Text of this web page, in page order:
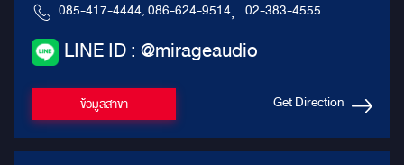
085-417-4444, 086-624-9514, 02-383-4555
LINE ID : @mirageaudio
ข้อมูลสาขา Get Direction